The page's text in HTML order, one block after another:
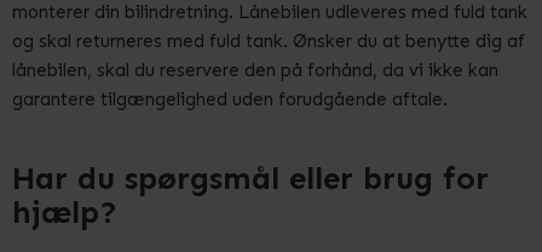
monterer din bilindretning. Lånebilen udleveres med fuld tank
og skal returneres med fuld tank. Ønsker du at benytte dig af
lånebilen, skal du reservere den på forhånd, da vi ikke kan
garantere tilgængelighed uden forudgående aftale.
Har du spørgsmål eller brug for
hjælp?